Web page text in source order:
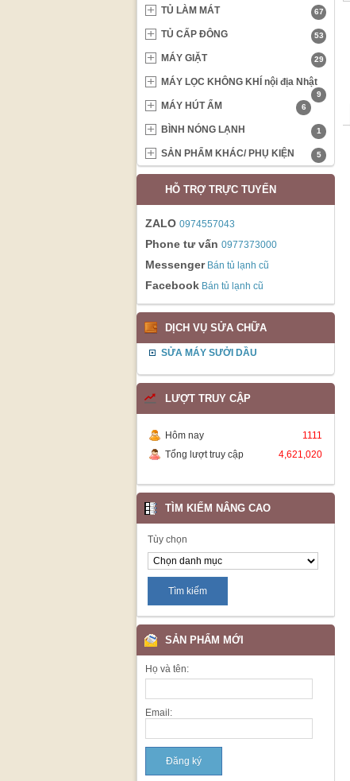
TỦ LÀM MÁT 67
TỦ CẤP ĐÔNG 53
MÁY GIẶT 29
MÁY LỌC KHÔNG KHÍ nội địa Nhật
9
MÁY HÚT ẨM 6
BÌNH NÓNG LẠNH 1
SẢN PHẨM KHÁC/ PHỤ KIỆN 5
HỖ TRỢ TRỰC TUYẾN
ZALO 0974557043
Phone tư vấn 0977373000
Messenger Bán tủ lạnh cũ
Facebook Bán tủ lạnh cũ
DỊCH VỤ SỬA CHỮA
SỬA MÁY SƯỞI DẦU
LƯỢT TRUY CẬP
Hôm nay
1111
Tổng lượt truy cập
4,621,020
TÌM KIẾM NÂNG CAO
Tùy chọn
SẢN PHẨM MỚI
Họ và tên:
Email: